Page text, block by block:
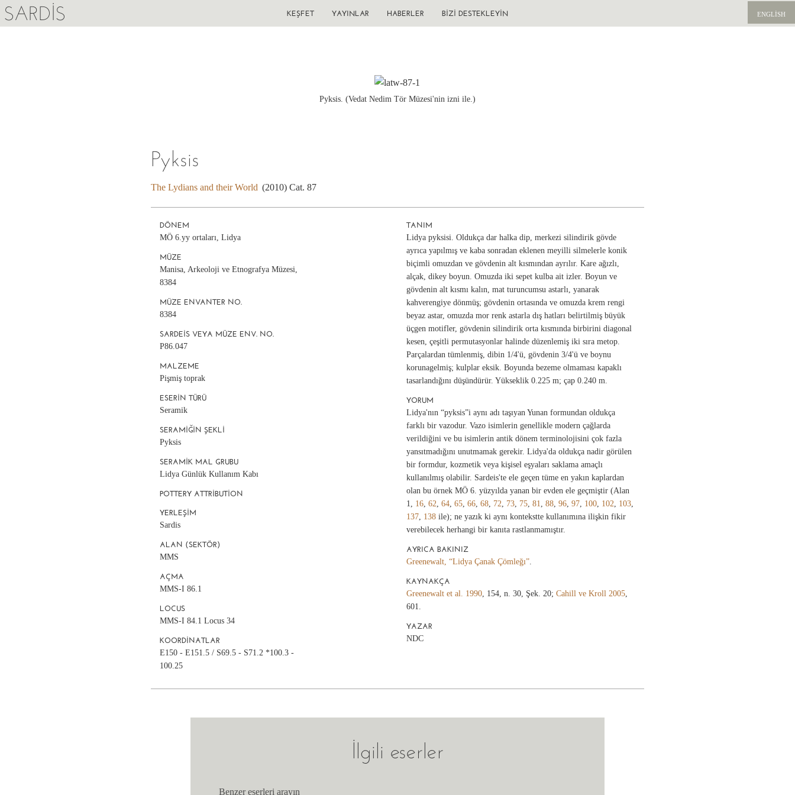
SARDIS ENGLISH
KEŞFET YAYINLAR HABERLER BIZI DESTEKLEYIN
Pyksis. (Vedat Nedim Tör Müzesi'nin izni ile.)
Pyksis
The Lydians and their World (2010) Cat. 87
DÖNEM
MÖ 6.yy ortaları, Lidya
MÜZE
Manisa, Arkeoloji ve Etnografya Müzesi,
8384
MÜZE ENVANTER NO.
8384
SARDEIS VEYA MÜZE ENV. NO.
P86.047
MALZEME
Pişmiş toprak
ESERIN TÜRÜ
Seramik
SERAMIĞIN ŞEKLI
Pyksis
SERAMIK MAL GRUBU
Lidya Günlük Kullanım Kabı
POTTERY ATTRIBUTION
YERLEŞIM
Sardis
ALAN (SEKTÖR)
MMS
AÇMA
MMS-I 86.1
LOCUS
MMS-I 84.1 Locus 34
KOORDINATLAR
E150 - E151.5 / S69.5 - S71.2 *100.3 -
100.25
TANIM
Lidya pyksisi. Oldukça dar halka dip, merkezi silindirik gövde
ayrıca yapılmış ve kaba sonradan eklenen meyilli silmelerle konik
biçimli omuzdan ve gövdenin alt kısmından ayrılır. Kare ağızlı,
alçak, dikey boyun. Omuzda iki sepet kulba ait izler. Boyun ve
gövdenin alt kısmı kalın, mat turuncumsu astarlı, yanarak
kahverengiye dönmüş; gövdenin ortasında ve omuzda krem rengi
beyaz astar, omuzda mor renk astarla dış hatları belirtilmiş büyük
üçgen motifler, gövdenin silindirik orta kısmında birbirini diagonal
kesen, çeşitli permutasyonlar halinde düzenlemiş iki sıra metop.
Parçalardan tümlenmiş, dibin 1/4'ü, gövdenin 3/4'ü ve boynu
korunagelmiş; kulplar eksik. Boyunda bezeme olmaması kapaklı
tasarlandığını düşündürür. Yükseklik 0.225 m; çap 0.240 m.
YORUM
Lidya'nın “pyksis”i aynı adı taşıyan Yunan formundan oldukça
farklı bir vazodur. Vazo isimlerin genellikle modern çağlarda
verildiğini ve bu isimlerin antik dönem terminolojisini çok fazla
yansıtmadığını unutmamak gerekir. Lidya'da oldukça nadir görülen
bir formdur, kozmetik veya kişisel eşyaları saklama amaçlı
kullanılmış olabilir. Sardeis'te ele geçen tüme en yakın kaplardan
olan bu örnek MÖ 6. yüzyılda yanan bir evden ele geçmiştir (Alan
1, 16, 62 64, 65, 66, 68, 72 73, 75, 81 88, 96, 97, 100, 102 103,
137, 138ile); ne yazık ki aynı kontekstte kullanımına ilişkin fikir
verebilecek herhangi bir kanıta rastlanmamıştır.
AYRICA BAKINIZ
Greenewalt, “Lidya Çanak Çömleğı”.
KAYNAKÇA
Greenewalt et al. 1990, 154, n. 30, Şek. 20; Cahill ve Kroll 2005,
601.
YAZAR
NDC
İlgili eserler
Benzer eserleri arayın